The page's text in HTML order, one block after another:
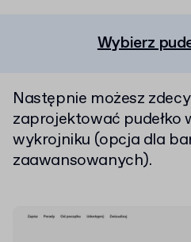
Wybierz
Następnie możesz
zaprojektować pudełko
wykrojniku (opcja dla
zaawansowanych).